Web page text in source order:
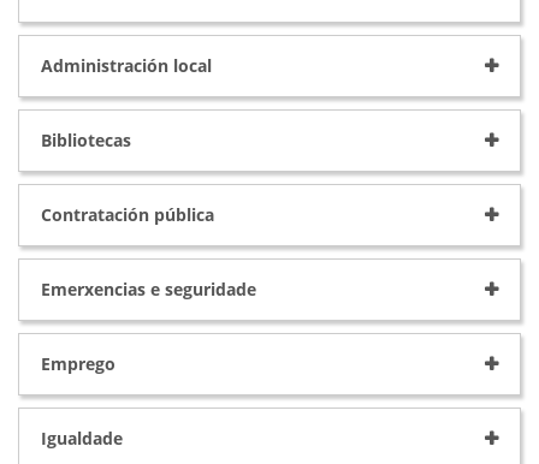
Administración local
Bibliotecas
Contratación pública
Emerxencias e seguridade
Emprego
Igualdade